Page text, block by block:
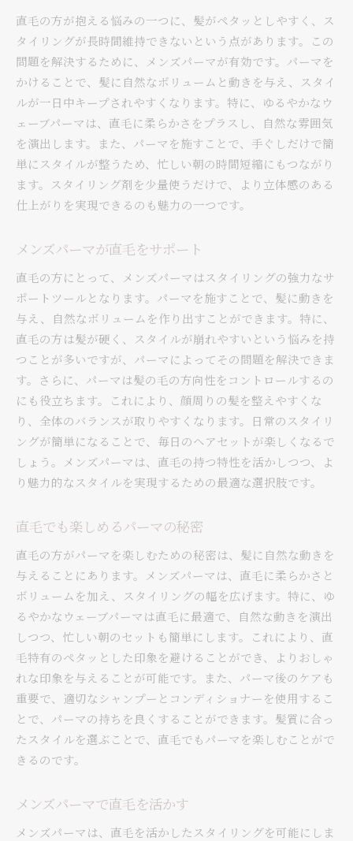
直毛の方が抱える悩みの一つに、髪がペタッとしやすく、ス
タイリングが長時間維持できないという点があります。この
問題を解決するために、メンズパーマが有効です。パーマを
かけることで、髪に自然なボリュームと動きを与え、スタイ
ルが一日中キープされやすくなります。特に、ゆるやかなウ
ェーブパーマは、直毛に柔らかさをプラスし、自然な雰囲気
を演出します。また、パーマを施すことで、手ぐしだけで簡
単にスタイルが整うため、忙しい朝の時間短縮にもつながり
ます。スタイリング剤を少量使うだけで、より立体感のある
仕上がりを実現できるのも魅力の一つです。
メンズパーマが直毛をサポート
直毛の方にとって、メンズパーマはスタイリングの強力なサ
ポートツールとなります。パーマを施すことで、髪に動きを
与え、自然なボリュームを作り出すことができます。特に、
直毛の方は髪が硬く、スタイルが崩れやすいという悩みを持
つことが多いですが、パーマによってその問題を解決できま
す。さらに、パーマは髪の毛の方向性をコントロールするの
にも役立ちます。これにより、顔周りの髪を整えやすくな
り、全体のバランスが取りやすくなります。日常のスタイリ
ングが簡単になることで、毎日のヘアセットが楽しくなるで
しょう。メンズパーマは、直毛の持つ特性を活かしつつ、よ
り魅力的なスタイルを実現するための最適な選択肢です。
直毛でも楽しめるパーマの秘密
直毛の方がパーマを楽しむための秘密は、髪に自然な動きを
与えることにあります。メンズパーマは、直毛に柔らかさと
ボリュームを加え、スタイリングの幅を広げます。特に、ゆ
るやかなウェーブパーマは直毛に最適で、自然な動きを演出
しつつ、忙しい朝のセットも簡単にします。これにより、直
毛特有のペタッとした印象を避けることができ、よりおしゃ
れな印象を与えることが可能です。また、パーマ後のケアも
重要で、適切なシャンプーとコンディショナーを使用するこ
とで、パーマの持ちを良くすることができます。髪質に合っ
たスタイルを選ぶことで、直毛でもパーマを楽しむことがで
きるのです。
メンズパーマで直毛を活かす
メンズパーマは、直毛を活かしたスタイリングを可能にしま